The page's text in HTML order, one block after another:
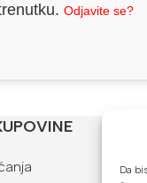
Da
Odjavite se?